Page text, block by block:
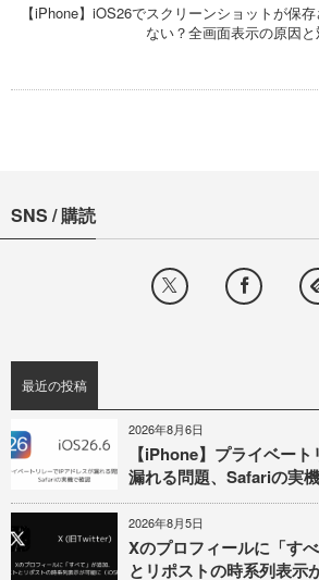
【iPhone】iOS26でスクリーンショットが保
ない？全画面表示の原因
SNS / 購読
最近の投稿
2026年8月6日
【iPhone】プライベー
漏れる問題、Safariの実
2026年8月5日
Xのプロフィールに「す
とリポストの時系列表示